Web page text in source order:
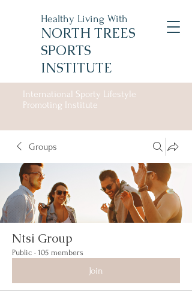
Healthy Living With
NORTH TREES
SPORTS
INSTITUTE
International Sporty Lifestyle
Promoting Institute
Groups
Ntsi Group
Public · 105 members
Join